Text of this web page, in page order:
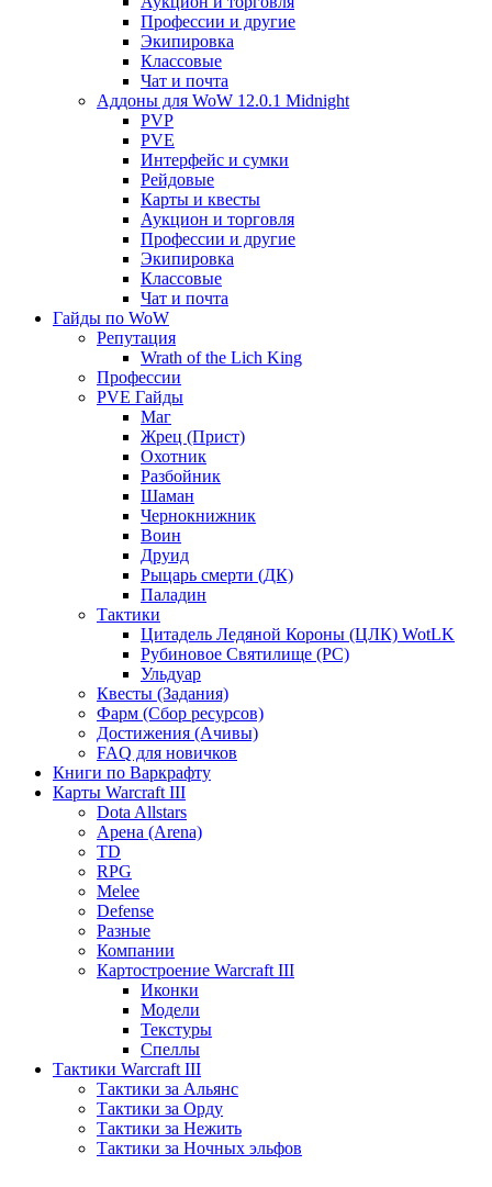
Профессии и другие
Экипировка
Классовые
Чат и почта
Аддоны для WoW 12.0.1 Midnight
PVP
PVE
Интерфейс и сумки
Рейдовые
Карты и квесты
Аукцион и торговля
Профессии и другие
Экипировка
Классовые
Чат и почта
Гайды по WoW
Репутация
Wrath of the Lich King
Профессии
PVE Гайды
Маг
Жрец (Прист)
Охотник
Разбойник
Шаман
Чернокнижник
Воин
Друид
Рыцарь смерти (ДК)
Паладин
Тактики
Цитадель Ледяной Короны (ЦЛК) WotLK
Рубиновое Святилище (РС)
Ульдуар
Квесты (Задания)
Фарм (Сбор ресурсов)
Достижения (Ачивы)
FAQ для новичков
Книги по Варкрафту
Карты Warcraft III
Dota Allstars
Арена (Arena)
TD
RPG
Melee
Defense
Разные
Компании
Картостроение Warcraft III
Иконки
Модели
Текстуры
Спеллы
Тактики Warcraft III
Тактики за Альянс
Тактики за Орду
Тактики за Нежить
Тактики за Ночных эльфов